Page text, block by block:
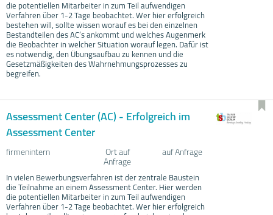
die potentiellen Mitarbeiter in zum Teil aufwendigen
Verfahren über 1-2 Tage beobachtet. Wer hier erfolgreich
bestehen will, sollte wissen worauf es bei den einzelnen
Bestandteilen des AC’s ankommt und welches Augenmerk
die Beobachter in welcher Situation worauf legen. Dafür ist
es notwendig, den Übungsaufbau zu kennen und die
Gesetzmäßigkeiten des Wahrnehmungsprozesses zu
begreifen.
Assessment Center (AC) - Erfolgreich im
Assessment Center
firmenintern Ort auf
Anfrage
auf Anfrage
In vielen Bewerbungsverfahren ist der zentrale Baustein
die Teilnahme an einem Assessment Center. Hier werden
die potentiellen Mitarbeiter in zum Teil aufwendigen
Verfahren über 1-2 Tage beobachtet. Wer hier erfolgreich